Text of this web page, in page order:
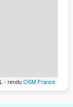
- renduOSM France